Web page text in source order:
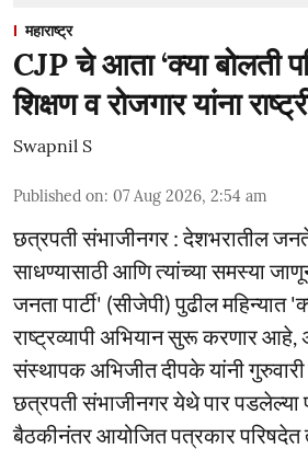
महाराष्ट्र
CJP चे आता ‘क्या बोलती
शिक्षण व रोजगार यांना
Swapnil S
Published on: 07 Aug 2026, 2:54 am
छत्रपती संभाजीनगर : देशभरातील
साधण्यासाठी आणि त्यांच्या समस्या
जनता पार्टी' (सीजेपी) पुढील महिन्यात
राष्ट्रव्यापी अभियान सुरू करणार आहे,
संस्थापक अभिजीत दीपके यांनी गुरुवारी
छत्रपती संभाजीनगर येथे पार पडलेल्या
बैठकीनंतर आयोजित पत्रकार परिषदेत